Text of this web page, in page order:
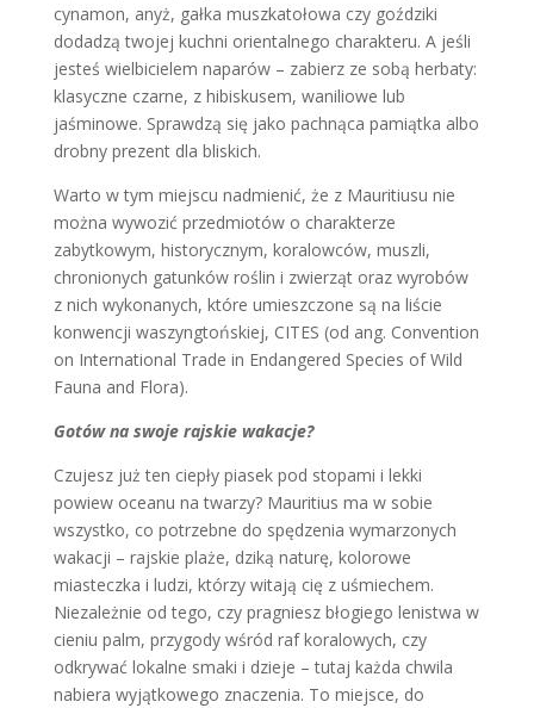
cynamon, anyż, gałka muszkatołowa czy goździki
dodadzą twojej kuchni orientalnego charakteru. A jeśli
jesteś wielbicielem naparów – zabierz ze sobą herbaty:
klasyczne czarne, z hibiskusem, waniliowe lub
jaśminowe. Sprawdzą się jako pachnąca pamiątka albo
drobny prezent dla bliskich.
Warto w tym miejscu nadmienić, że z Mauritiusu nie
można wywozić przedmiotów o charakterze
zabytkowym, historycznym, koralowców, muszli,
chronionych gatunków roślin i zwierząt oraz wyrobów
z nich wykonanych, które umieszczone są na liście
konwencji waszyngtońskiej, CITES (od ang. Convention
on International Trade in Endangered Species of Wild
Fauna and Flora).
Gotów na swoje rajskie wakacje?
Czujesz już ten ciepły piasek pod stopami i lekki
powiew oceanu na twarzy? Mauritius ma w sobie
wszystko, co potrzebne do spędzenia wymarzonych
wakacji – rajskie plaże, dziką naturę, kolorowe
miasteczka i ludzi, którzy witają cię z uśmiechem.
Niezależnie od tego, czy pragniesz błogiego lenistwa w
cieniu palm, przygody wśród raf koralowych, czy
odkrywać lokalne smaki i dzieje – tutaj każda chwila
nabiera wyjątkowego znaczenia. To miejsce, do